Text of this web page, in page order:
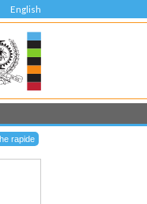
English